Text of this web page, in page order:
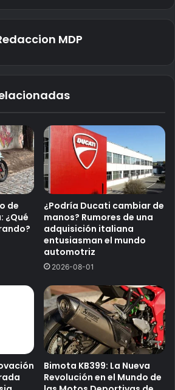
MDP
de
¿Qué
¿Podría Ducati cambiar de
manos? Rumores de una
adquisición italiana
entusiasman el mundo
automotriz
2026-08-01
Bimota KB399: La Nueva
Revolución en el Mundo de